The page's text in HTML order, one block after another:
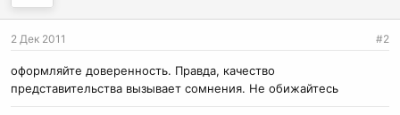
2 Дек 2011 #2
оформляйте доверенность. Правда, качество
представительства вызывает сомнения. Не обижайтесь